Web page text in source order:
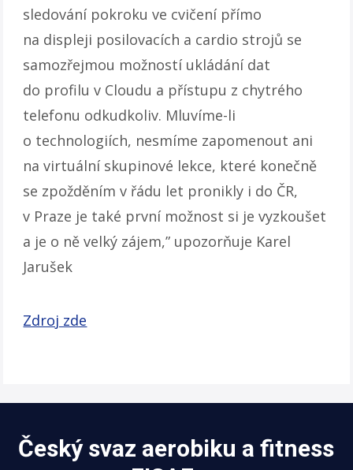
sledování pokroku ve cvičení přímo
na displeji posilovacích a cardio strojů se
samozřejmou možností ukládání dat
do profilu v Cloudu a přístupu z chytrého
telefonu odkudkoliv. Mluvíme-li
o technologiích, nesmíme zapomenout ani
na virtuální skupinové lekce, které konečně
se zpožděním v řádu let pronikly i do ČR,
v Praze je také první možnost si je vyzkoušet
a je o ně velký zájem,” upozorňuje Karel
Jarušek
Zdroj zde
Český svaz aerobiku a fitness